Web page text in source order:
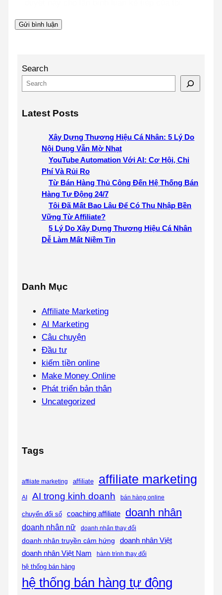
Search
Latest Posts
Xây Dựng Thương Hiệu Cá Nhân: 5 Lý Do
Nội Dung Vẫn Mờ Nhạt
YouTube Automation Với AI: Cơ Hội, Chi
Phí Và Rủi Ro
Từ Bán Hàng Thủ Công Đến Hệ Thống Bán
Hàng Tự Động 24/7
Tôi Đã Mất Bao Lâu Để Có Thu Nhập Bền
Vững Từ Affiliate?
5 Lý Do Xây Dựng Thương Hiệu Cá Nhân
Dễ Làm Mất Niềm Tin
Danh Mục
Affiliate Marketing
AI Marketing
Câu chuyện
Đầu tư
kiếm tiền online
Make Money Online
Phát triển bản thân
Uncategorized
Tags
affiiate marketing affiliate affiliate marketing
AI AI trong kinh doanh bán hàng online
chuyển đổi số coaching affiliate doanh nhân
doanh nhân nữ doanh nhân thay đổi
doanh nhân truyền cảm hứng
doanh nhân Việt
doanh nhân Việt Nam
hành trình thay đổi
hệ thống bán hàng
hệ thống bán hàng tự động